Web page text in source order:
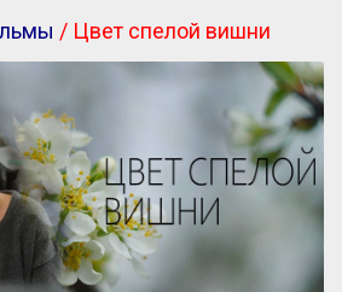
/ Цвет спелой вишни